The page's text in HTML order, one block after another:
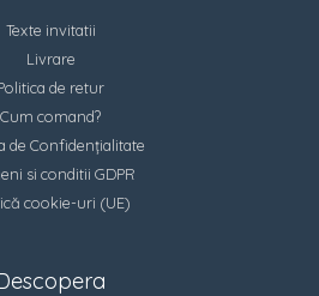
Texte invitatii
Livrare
de retur
Cum comand?
de Confidențialitate
si conditii GDPR
cookie-uri (UE)